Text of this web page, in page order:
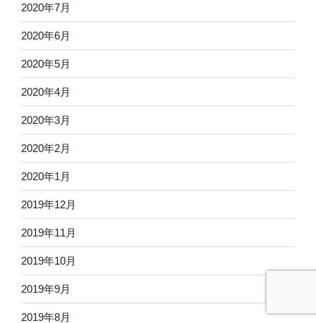
2020年7月
2020年6月
2020年5月
2020年4月
2020年3月
2020年2月
2020年1月
2019年12月
2019年11月
2019年10月
2019年9月
2019年8月